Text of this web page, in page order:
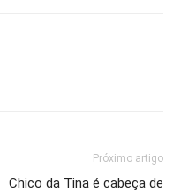
Próximo artigo
Chico da Tina é cabeça de